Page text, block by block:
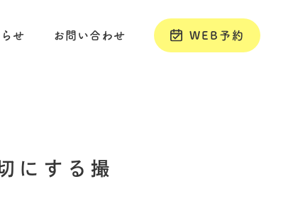
せ お問い合わせ WEB予約
にする撮